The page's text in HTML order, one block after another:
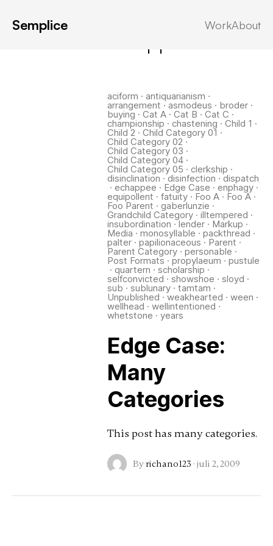
Semplice WorkAbout
aciform · antiquarianism ·
arrangement · asmodeus · broder·
buying · Cat A· Cat B · Cat C ·
championship · chastening · Child 1 ·
Child 2 · Child Category 01 ·
Child Category 02 ·
Child Category 03 ·
Child Category 04·
Child Category 05 · clerkship ·
disinclination ·disinfection ·dispatch
· echappee · Edge Case · enphagy·
equipollent · fatuity· Foo A· Foo A·
Foo Parent · gaberlunzie ·
Grandchild Category· illtempered ·
insubordination ·lender· Markup ·
Media · monosyllable · packthread ·
palter· papilionaceous · Parent ·
Parent Category· personable ·
Post Formats · propylaeum · pustule
· quartern · scholarship ·
selfconvicted · showshoe · sloyd ·
sub · sublunary· tamtam ·
Unpublished ·weakhearted · ween ·
wellhead · wellintentioned ·
whetstone · years
Edge Case:
Many
Categories
This post has many categories.
By richano123 · juli 2, 2009